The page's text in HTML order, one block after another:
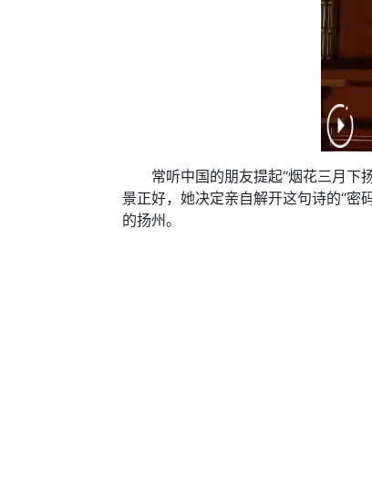
常听中国的朋友提起“烟花三月下扬
景正好，她决定亲自解开这句诗的“密
的扬州。